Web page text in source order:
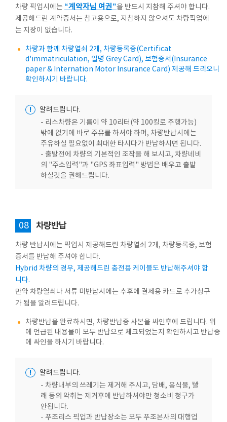
차량 픽업시에는 “계약자님 여권”을 반드시 지참해 주셔야 합니다.
제공해드린 계약증서는 참고용으로, 지참하지 않으셔도 차량픽업에
는 지장이 없습니다.
차량과 함께 차량열쇠 2개, 차량등록증(Certificat
d'immatriculation, 일명 Grey Card), 보험증서(Insurance
paper & Internation Motor Insurance Card) 제공해 드리오니
확인하시기 바랍니다.
!
알려드립니다.
- 리스차량은 기름이 약 10리터(약 100킬로 주행가능)
밖에 없기에 바로 주유를 하셔야 하며, 차량반납시에는
주유하실 필요없이 최대한 타시다가 반납하시면 됩니다.
- 출발전에 차량의 기본적인 조작을 해 보시고, 차량네비
의 "주소입력"과 "GPS 좌표입력" 방법은 배우고 출발
하실것을 권해드립니다.
08 차량반납
차량 반납시에는 픽업시 제공해드린 차량열쇠 2개, 차량등록증, 보험
증서를 반납해 주셔야 합니다.
Hybrid 차량의 경우, 제공해드린 충전용 케이블도 반납해주셔야 합
니다.
만약 차량열쇠나 서류 미반납시에는 추후에 결제용 카드로 추가청구
가 됨을 알려드립니다.
차량반납을 완료하시면, 차량반납증 사본을 싸인후에 드립니다. 위
에 언급된 내용물이 모두 반납으로 체크되었는지 확인하시고 반납증
에 싸인을 하시기 바랍니다.
!
알려드립니다.
- 차량내부의 쓰레기는 제거해 주시고, 담배, 음식물, 빨
래 등의 악취는 제거후에 반납하셔야만 청소비 청구가
안됩니다.
- 푸조리스 픽업과 반납장소는 모두 푸조본사의 대행업